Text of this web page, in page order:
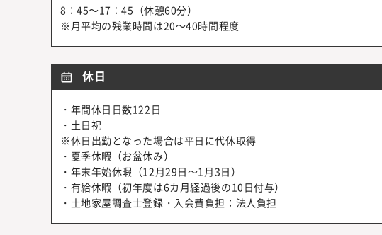
8：45～17：45（休憩60分）
※月平均の残業時間は20～40時間程度
休日
・年間休日日数122日
・土日祝
※休日出勤となった場合は平日に代休取得
・夏季休暇（お盆休み）
・年末年始休暇（12月29日～1月3日）
・有給休暇（初年度は6カ月経過後の10日付与）
・土地家屋調査士登録・入会費負担：法人負担